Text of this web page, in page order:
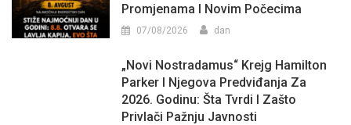
Promjenama I Novim Počecima
07/08/2026 dan
„Novi Nostradamus“ Krejg Hamilton
Parker I Njegova Predviđanja Za
2026. Godinu: Šta Tvrdi I Zašto
Privlači Pažnju Javnosti